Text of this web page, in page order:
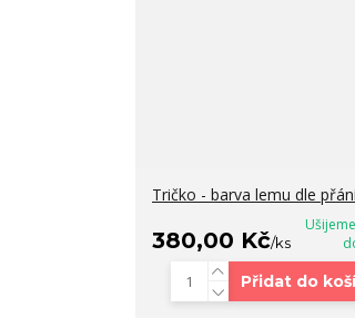
Tričko - barva lemu dle
380,00 Kč/ks
Přidat do